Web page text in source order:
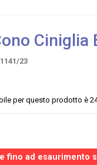
Ciniglia
23
per questo prodotto è
fino ad esaurimento